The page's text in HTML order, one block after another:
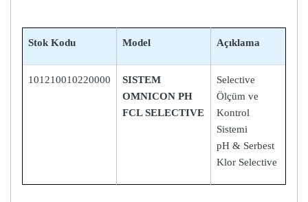
Stok Kodu Model Açıklama
101210010220000
SISTEM
OMNICON PH
FCL SELECTIVE
Selective
Ölçüm ve
Kontrol
Sistemi
pH & Serbest
Klor Selective